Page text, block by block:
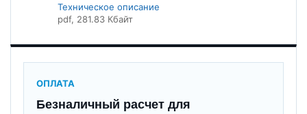
Техническое описание
pdf, 281.83 Кбайт
ОПЛАТА
Безналичный расчет для